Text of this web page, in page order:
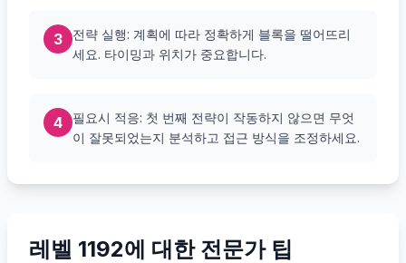
3
전략 실행: 계획에 따라 정확하게 블록을 떨어뜨리
세요. 타이밍과 위치가 중요합니다.
4
필요시 적응: 첫 번째 전략이 작동하지 않으면 무엇
이 잘못되었는지 분석하고 접근 방식을 조정하세요.
레벨 1192에 대한 전문가 팁